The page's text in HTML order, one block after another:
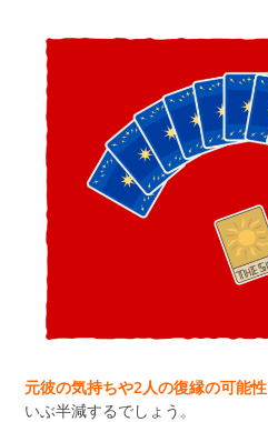
元彼の気持ちや2人の復縁の可能性
いぶ半減するでしょう。